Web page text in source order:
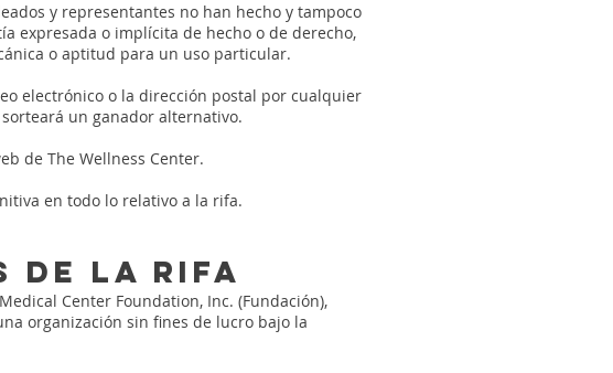
y representantes no han hecho y tampoco
expresada o implícita de hecho o de derecho,
o aptitud para un uso particular.
electrónico o la dirección postal por cualquier
un ganador alternativo.
de The Wellness Center.
en todo lo relativo a la rifa.
de la rifa
Center Foundation, Inc. (Fundación),
organización sin fines de lucro bajo la